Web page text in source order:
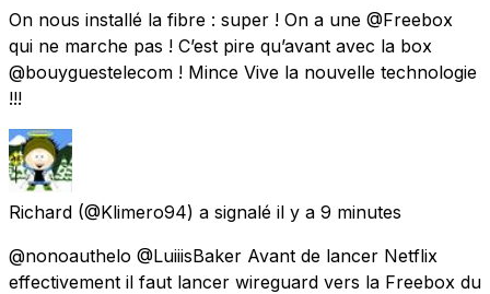
On nous installé la fibre : super ! On a une @Freebox
qui ne marche pas ! C’est pire qu’avant avec la box
@bouyguestelecom ! Mince Vive la nouvelle technologie
!!!
Richard (@Klimero94) a signalé il y a 9 minutes
@nonoauthelo @LuiiisBaker Avant de lancer Netflix
effectivement il faut lancer wireguard vers la Freebox du